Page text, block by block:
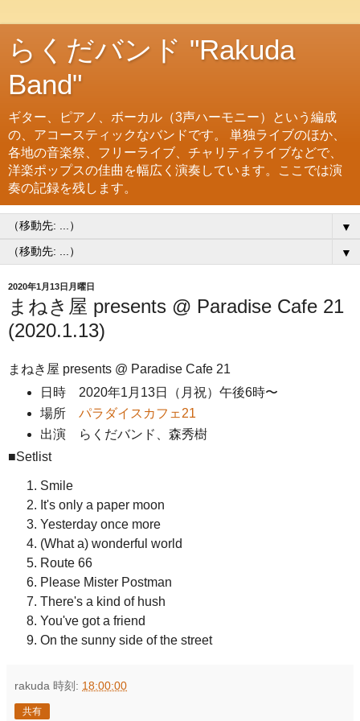
らくだバンド "Rakuda
Band"
ギター、ピアノ、ボーカル（3声ハーモニー）という編成
の、アコースティックなバンドです。 単独ライブのほか、
各地の音楽祭、フリーライブ、チャリティライブなどで、
洋楽ポップスの佳曲を幅広く演奏しています。ここでは演
奏の記録を残します。
▼
▼
2020年1月13日月曜日
まねき屋 presents @ Paradise Cafe 21
(2020.1.13)
まねき屋 presents @ Paradise Cafe 21
日時 2020年1月13日（月祝）午後6時〜
場所 パラダイスカフェ21
出演 らくだバンド、森秀樹
■Setlist
Smile
It's only a paper moon
Yesterday once more
(What a) wonderful world
Route 66
Please Mister Postman
There's a kind of hush
You've got a friend
On the sunny side of the street
rakuda 時刻: 18:00:00
共有